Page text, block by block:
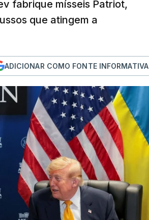
fabrique mísseis Patriot,
que atingem a
ADICIONAR COMO FONTE INFORMATIVA